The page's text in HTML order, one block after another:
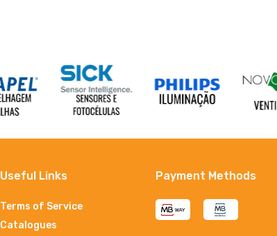
Useful Links
Terms of Service
Catalogues
Payment Methods